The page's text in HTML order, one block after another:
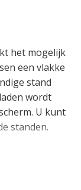
het mogelijk
een vlakke
stand
wordt
U kunt
standen.
met recht